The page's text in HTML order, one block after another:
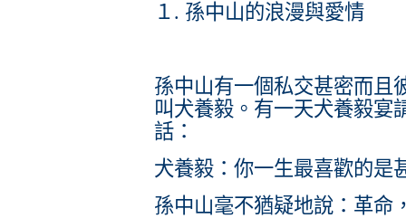
１. 孫中山的浪漫與愛情
孫中山有一個私交甚密而且
叫犬養毅。有一天犬養毅宴
話：
犬養毅：你一生最喜歡的是
孫中山毫不猶疑地說：革命